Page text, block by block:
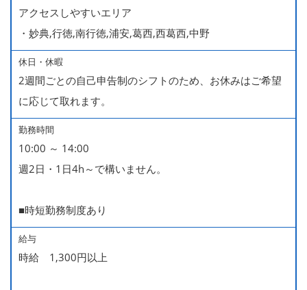
アクセスしやすいエリア
・妙典,行徳,南行徳,浦安,葛西,西葛西,中野
休日・休暇
2週間ごとの自己申告制のシフトのため、お休みはご希望
に応じて取れます。
勤務時間
10:00 ～ 14:00
週2日・1日4h～で構いません。
■時短勤務制度あり
給与
時給 1,300円以上